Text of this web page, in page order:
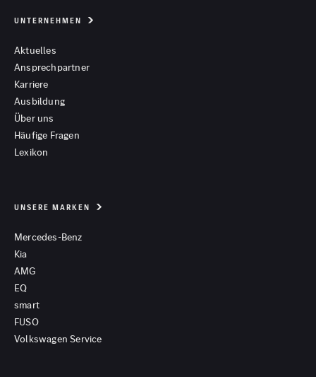
UNTERNEHMEN
Aktuelles
Ansprechpartner
Karriere
Ausbildung
Über uns
Häufige Fragen
Lexikon
UNSERE MARKEN
Mercedes-Benz
Kia
AMG
EQ
smart
FUSO
Volkswagen Service